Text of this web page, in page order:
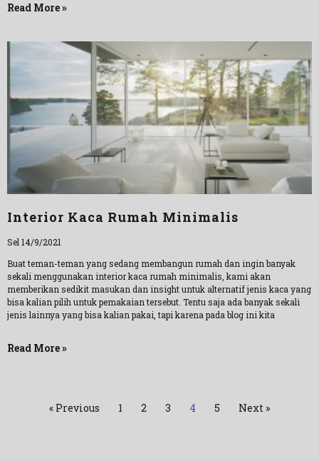
Read More »
Interior Kaca Rumah Minimalis
Sel 14/9/2021
Buat teman-teman yang sedang membangun rumah dan ingin banyak
sekali menggunakan interior kaca rumah minimalis, kami akan
memberikan sedikit masukan dan insight untuk alternatif jenis kaca yang
bisa kalian pilih untuk pemakaian tersebut. Tentu saja ada banyak sekali
jenis lainnya yang bisa kalian pakai, tapi karena pada blog ini kita
Read More »
« Previous 1 2 3 4 5 Next »